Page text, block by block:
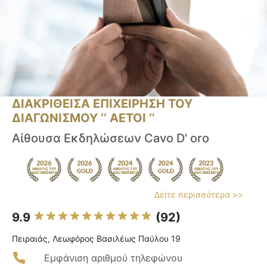
ΔΙΑΚΡΙΘΕΙΣΑ ΕΠΙΧΕΙΡΗΣΗ ΤΟΥ
ΔΙΑΓΩΝΙΣΜΟΥ ‘’ ΑΕΤΟΙ ‘’
Αίθουσα Εκδηλώσεων Cavo D' οro
Δείτε περισσότερα >>
9.9 (92)
Πειραιάς, Λεωφόρος Βασιλέως Παύλου 19
Εμφάνιση αριθμού τηλεφώνου